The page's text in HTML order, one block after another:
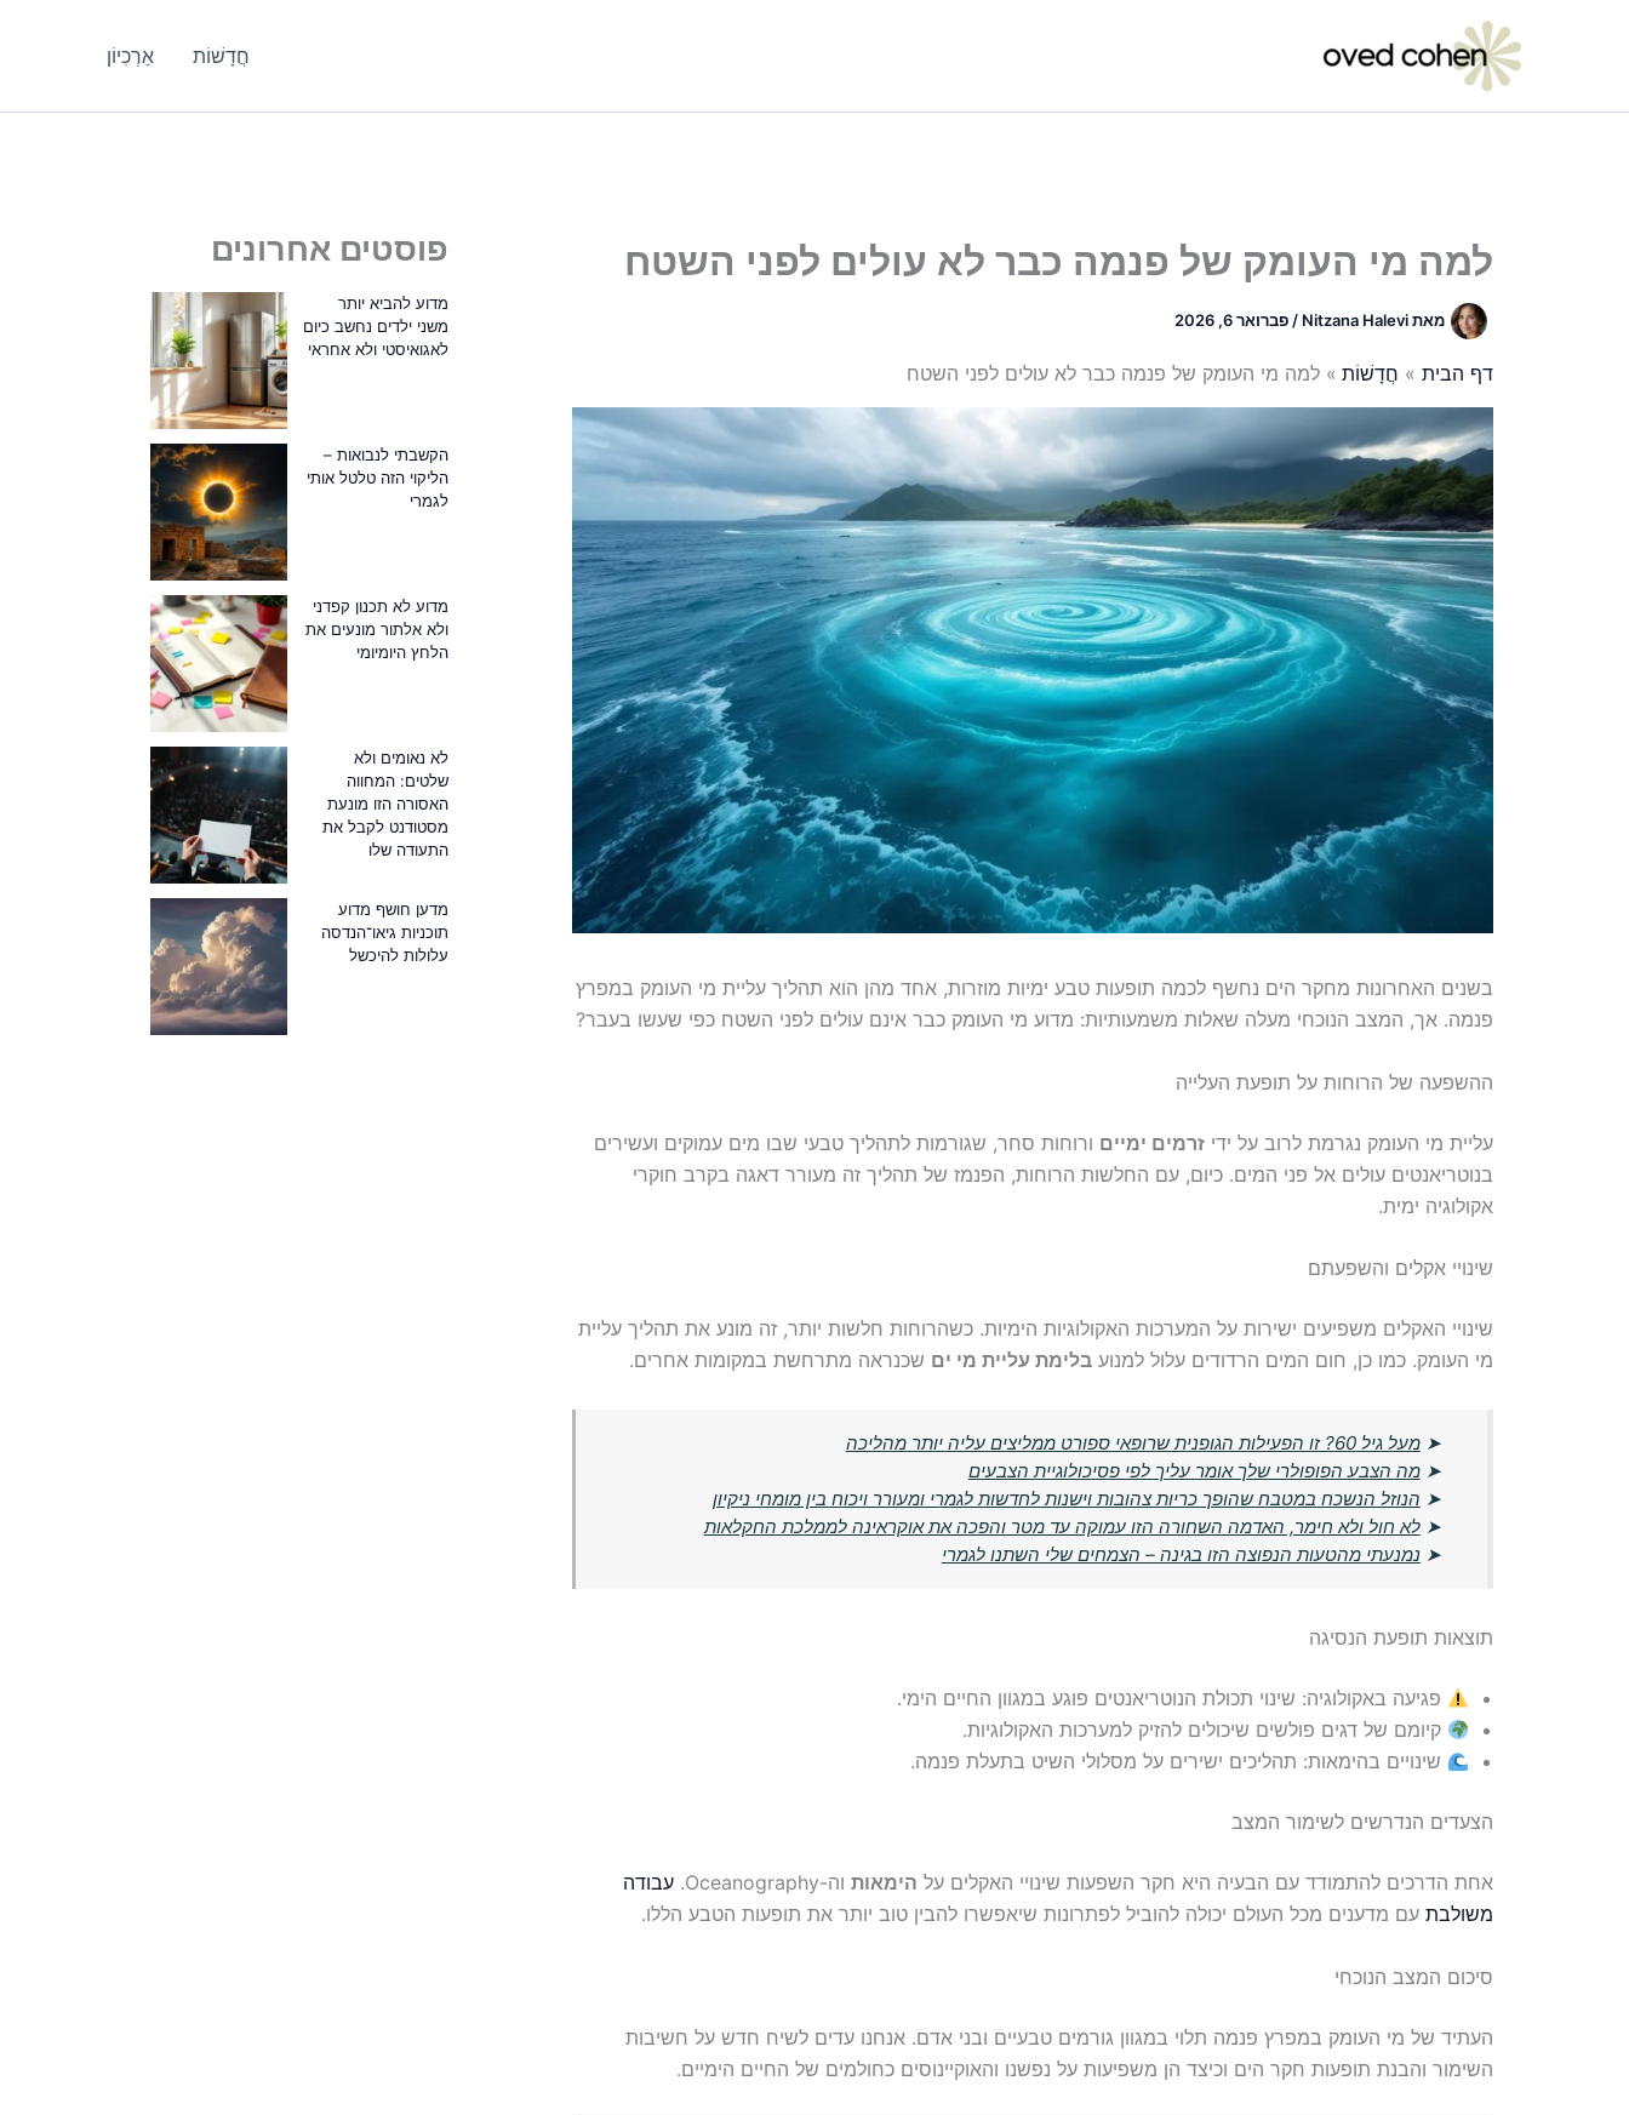
חֲדָשׁוֹת אַרְכִיוֹן
למה מי העומק של פנמה כבר לא עולים לפני השטח
מאתNitzana Halevi
/ פברואר 6, 2026
דף הבית חֲדָשׁוֹת למה מי העומק של פנמה כבר לא עולים לפני השטח
בשנים האחרונות מחקר הים נחשף לכמה תופעות טבע ימיות מוזרות, אחד מהן הוא תהליך עליית מי העומק במפרץ
פנמה. אך, המצב הנוכחי מעלה שאלות משמעותיות: מדוע מי העומק כבר אינם עולים לפני השטח כפי שעשו בעבר?
ההשפעה של הרוחות על תופעת העלייה
עליית מי העומק נגרמת לרוב על ידי זרמים ימיים ורוחות סחר, שגורמות לתהליך טבעי שבו מים עמוקים ועשירים
בנוטריאנטים עולים אל פני המים. כיום, עם החלשות הרוחות, הפנמז של תהליך זה מעורר דאגה בקרב חוקרי
אקולוגיה ימית.
שינויי אקלים והשפעתם
שינויי האקלים משפיעים ישירות על המערכות האקולוגיות הימיות. כשהרוחות חלשות יותר, זה מונע את תהליך עליית
מי העומק. כמו כן, חום המים הרדודים עלול למנוע בלימת עליית מי ים שכנראה מתרחשת במקומות אחרים.
➤מעל גיל 60? זו הפעילות הגופנית שרופאי ספורט ממליצים עליה יותר מהליכה
➤מה הצבע הפופולרי שלך אומר עליך לפי פסיכולוגיית הצבעים
➤ הנוזל הנשכח במטבח שהופך כריות צהובות וישנות לחדשות לגמרי ומעורר ויכוח בין מומחי ניקיון
➤לא חול ולא חימר, האדמה השחורה הזו עמוקה עד מטר והפכה את אוקראינה לממלכת החקלאות
➤ נמנעתי מהטעות הנפוצה הזו בגינה – הצמחים שלי השתנו לגמרי
תוצאות תופעת הנסיגה
פגיעה באקולוגיה: שינוי תכולת הנוטריאנטים פוגע במגוון החיים הימי.
קיומם של דגים פולשים שיכולים להזיק למערכות האקולוגיות.
שינויים בהימאות: תהליכים ישירים על מסלולי השיט בתעלת פנמה.
הצעדים הנדרשים לשימור המצב
אחת הדרכים להתמודד עם הבעיה היא חקר השפעות שינויי האקלים על הימאות וה-Oceanography.
עבודה
משולבת עם מדענים מכל העולם יכולה להוביל לפתרונות שיאפשרו להבין טוב יותר את תופעות הטבע הללו.
סיכום המצב הנוכחי
העתיד של מי העומק במפרץ פנמה תלוי במגוון גורמים טבעיים ובני אדם. אנחנו עדים לשיח חדש על חשיבות
השימור והבנת תופעות חקר הים וכיצד הן משפיעות על נפשנו והאוקיינוסים כחולמים של החיים הימיים.
פוסטים אחרונים
מדוע להביא יותר
משני ילדים נחשב כיום
לאגואיסטי ולא אחראי
הקשבתי לנבואות –
הליקוי הזה טלטל אותי
לגמרי
מדוע לא תכנון קפדני
ולא אלתור מונעים את
הלחץ היומיומי
לא נאומים ולא
שלטים: המחווה
האסורה הזו מונעת
מסטודנט לקבל את
התעודה שלו
מדען חושף מדוע
תוכניות גיאו־הנדסה
עלולות להיכשל